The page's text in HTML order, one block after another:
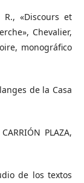
R., «Discours et
Chevalier,
monográfico
de la Casa
PLAZA,
de los textos